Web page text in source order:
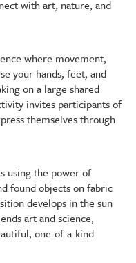
with art, nature, and
where movement,
your hands, feet, and
on a large shared
invites participants of
themselves through
using the power of
found objects on fabric
develops in the sun
art and science,
one-of-a-kind